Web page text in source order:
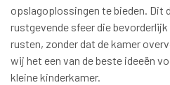
opslagoplossingen te bieden. Dit
rustgevende sfeer die
rusten, zonder dat de kamer
wij het een van de beste ideeën
kleine kinderkamer.